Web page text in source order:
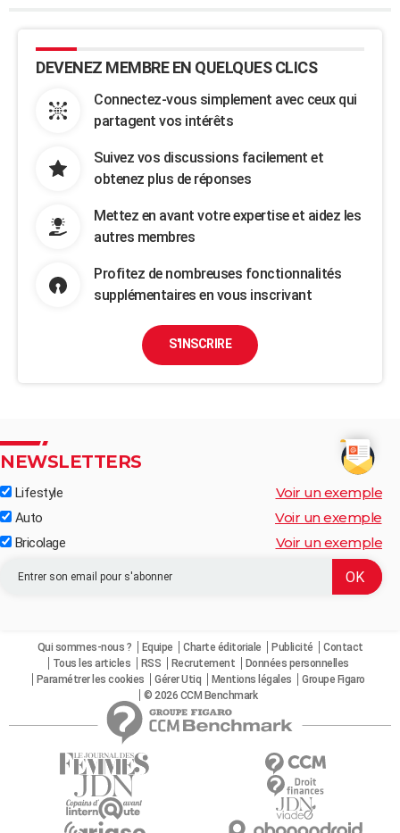
DEVENEZ MEMBRE EN QUELQUES CLICS
Connectez-vous simplement avec ceux qui
partagent vos intérêts
Suivez vos discussions facilement et
obtenez plus de réponses
Mettez en avant votre expertise et aidez les
autres membres
Profitez de nombreuses fonctionnalités
supplémentaires en vous inscrivant
S'INSCRIRE
NEWSLETTERS
Lifestyle Voir un exemple
Auto Voir un exemple
Bricolage Voir un exemple
Qui sommes-nous ? Equipe Charte éditoriale Publicité
Contact
Tous les articles
RSS Recrutement
Données personnelles
Paramétrer les cookies
Gérer Utiq Mentions légales
Groupe Figaro
© 2026 CCM Benchmark